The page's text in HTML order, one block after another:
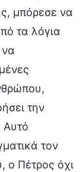
μπόρεσε να
τα λόγια
την
Αυτό
τον
ο Πέτρος όχι